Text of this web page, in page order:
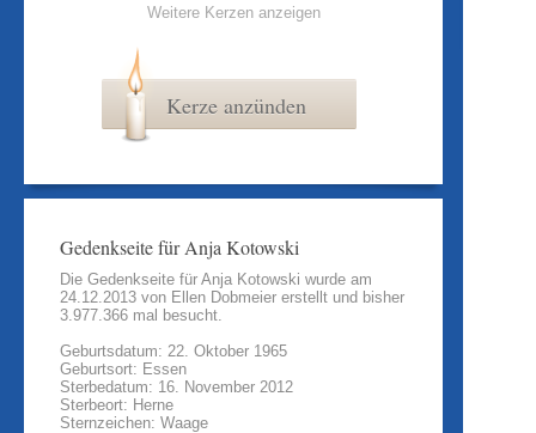
Weitere Kerzen anzeigen
Kerze anzünden
Gedenkseite für Anja Kotowski
Die Gedenkseite für Anja Kotowski wurde am
24.12.2013 von Ellen Dobmeier erstellt und bisher
3.977.366 mal besucht.
Geburtsdatum: 22. Oktober 1965
Geburtsort: Essen
Sterbedatum: 16. November 2012
Sterbeort: Herne
Sternzeichen: Waage